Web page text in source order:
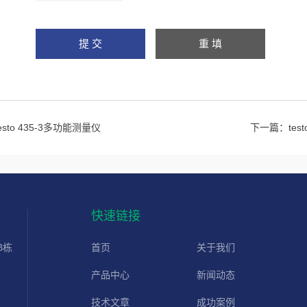
435-3多功能测量仪 下一篇：
栋
快速链接
首页 关于我们
产品中心 新闻动态
技术文章 成功案例